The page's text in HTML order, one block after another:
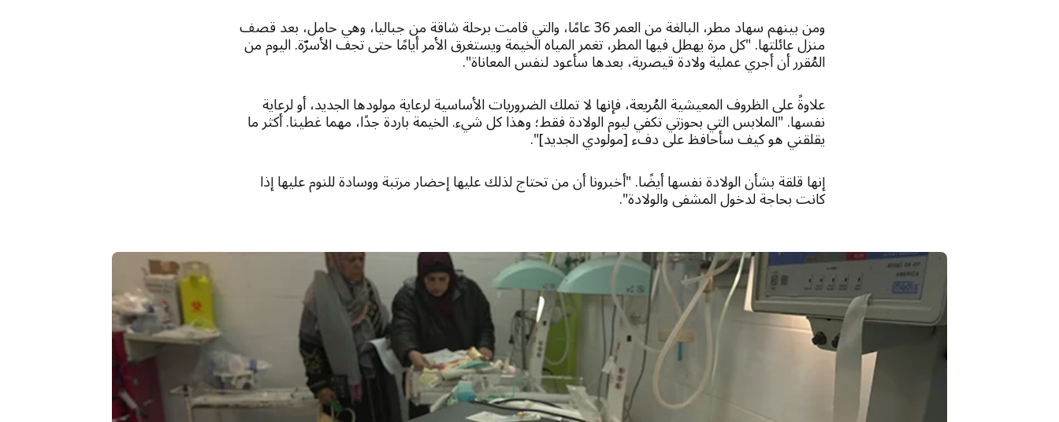
ومن بينهم سهاد مطر، البالغة من العمر 36 عامًا، والتي قامت برحلة شاقة من جباليا، وهي حامل، بعد قصف
منزل عائلتها. "كل مرة يهطل فيها المطر، تغمر المياه الخيمة ويستغرق الأمر أيامًا حتى تجف الأسرّة. اليوم من
المُقرر أن أجري عملية ولادة قيصرية، بعدها سأعود لنفس المعاناة".
علاوةً على الظروف المعيشية المُريعة، فإنها لا تملك الضروريات الأساسية لرعاية مولودها الجديد، أو لرعاية
نفسها. "الملابس التي بحوزتي تكفي ليوم الولادة فقط؛ وهذا كل شيء. الخيمة باردة جدًا، مهما غطينا. أكثر ما
يقلقني هو كيف سأحافظ على دفء [مولودي الجديد]".
إنها قلقة بشأن الولادة نفسها أيضًا. "أخبرونا أن من تحتاج لذلك عليها إحضار مرتبة ووسادة للنوم عليها إذا
كانت بحاجة لدخول المشفى والولادة".